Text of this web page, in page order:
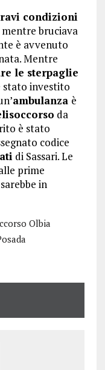
condizioni
mentre bruciava
è avvenuto
Mentre
le sterpaglie
stato investito
ambulanza è
da
è stato
codice
di Sassari. Le
prime
in
Olbia